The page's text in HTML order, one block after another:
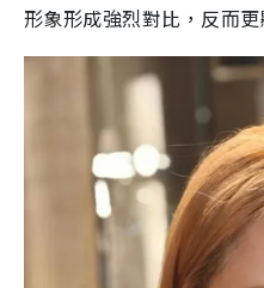
形象形成強烈對比，反而